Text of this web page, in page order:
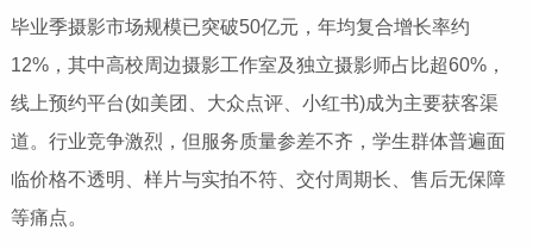
毕业季摄影市场规模已突破50亿元，年均复合增长率约
12%，其中高校周边摄影工作室及独立摄影师占比超60%，
线上预约平台(如美团、大众点评、小红书)成为主要获客渠
道。行业竞争激烈，但服务质量参差不齐，学生群体普遍面
临价格不透明、样片与实拍不符、交付周期长、售后无保障
等痛点。